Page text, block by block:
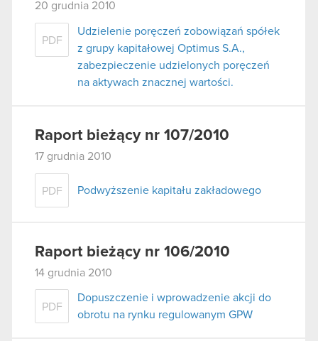
20 grudnia 2010
PDF
Udzielenie poręczeń zobowiązań spółek
z grupy kapitałowej Optimus S.A.,
zabezpieczenie udzielonych poręczeń
na aktywach znacznej wartości.
Raport bieżący nr 107/2010
17 grudnia 2010
PDF Podwyższenie kapitału zakładowego
Raport bieżący nr 106/2010
14 grudnia 2010
PDF
Dopuszczenie i wprowadzenie akcji do
obrotu na rynku regulowanym GPW